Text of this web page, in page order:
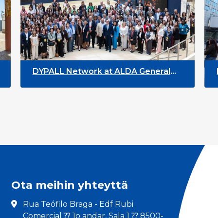
at ALDA General
DYPALL Network at
Youth Week 2026
Ota meihin yhteyttä
Rua Teófilo Braga - Edf Rubi
Comercial ⁇ 1o andar, Sala 1 ⁇ 8500-